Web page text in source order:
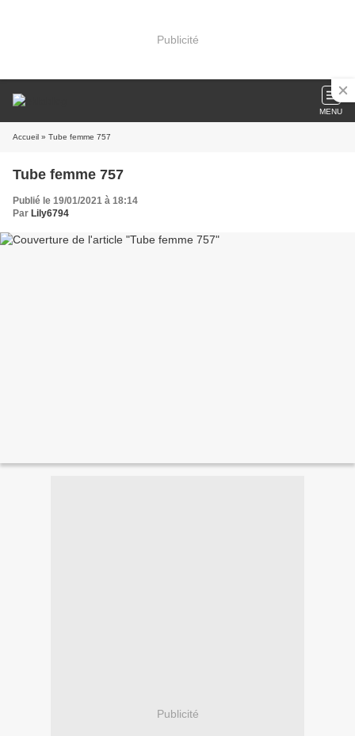
Publicité
MENU
Accueil » Tube femme 757
Tube femme 757
Publié le 19/01/2021 à 18:14
Par Lily6794
Publicité